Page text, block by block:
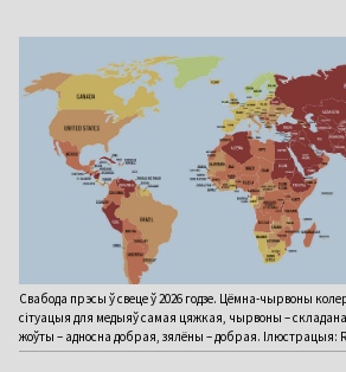
Свабода прэсы ў свеце ў 2026 годзе. Цёмна-чырвоны
сітуацыя для медыяў самая цяжкая, чырвоны –
жоўты – адносна добрая, зялёны – добрая. Ілюстрацыя: